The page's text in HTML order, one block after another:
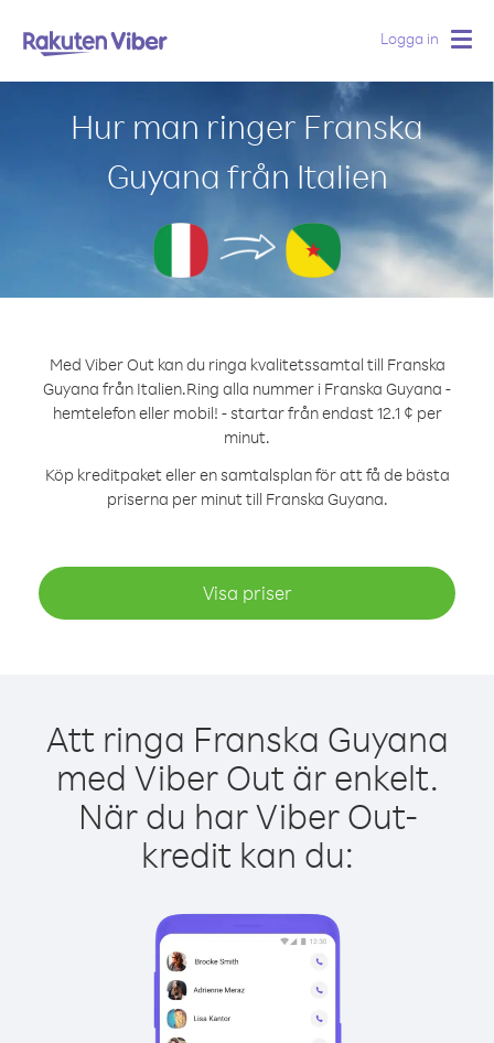
Logga in
Hur man ringer Franska
Guyana från Italien
Med Viber Out kan du ringa kvalitetssamtal till Franska
Guyana från Italien.Ring alla nummer i Franska Guyana -
hemtelefon eller mobil! - startar från endast 12.1 ¢ per
minut.
Köp kreditpaket eller en samtalsplan för att få de bästa
priserna per minut till Franska Guyana.
Visa priser
Att ringa Franska Guyana
med Viber Out är enkelt.
När du har Viber Out-
kredit kan du: